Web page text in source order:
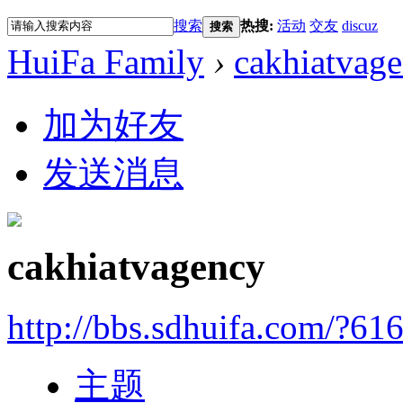
搜索 搜索 热搜: 活动 交友 discuz
HuiFa Family ›
加为好友
发送消息
cakhiatvagency
http://bbs.sdhuifa.com/
主题